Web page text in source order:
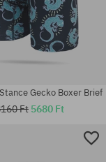
Gecko Boxer Brief
Ft 5680 Ft